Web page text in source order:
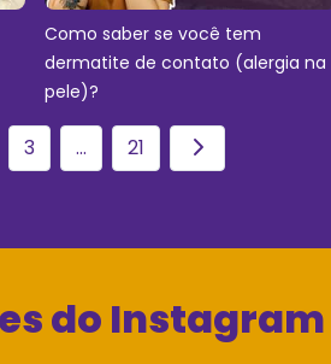
Como saber se você tem
dermatite de contato (alergia na
pele)?
3 ... 21
do Instagram